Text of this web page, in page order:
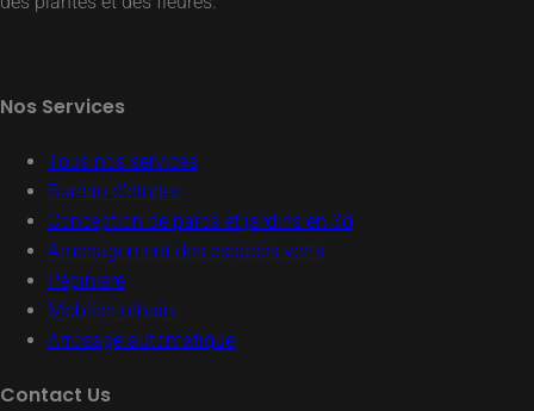
Nos Services
Tous nos services
Bureau d’études
Conception de parcs et jardins en 3d
Aménagement des espaces verts
Pépiniere
Mobilier urbain
Arrosage automatique
Contact Us